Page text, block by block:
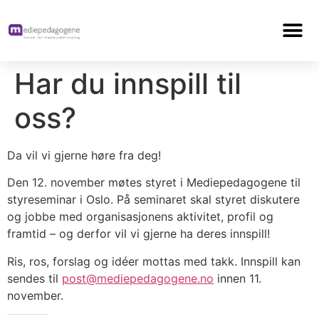
Har du innspill til
oss?
Da vil vi gjerne høre fra deg!
Den 12. november møtes styret i Mediepedagogene til
styreseminar i Oslo. På seminaret skal styret diskutere
og jobbe med organisasjonens aktivitet, profil og
framtid – og derfor vil vi gjerne ha deres innspill!
Ris, ros, forslag og idéer mottas med takk. Innspill kan
sendes til post@mediepedagogene.no innen 11.
november.